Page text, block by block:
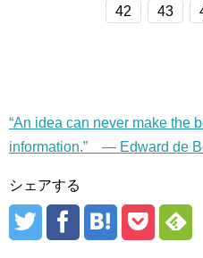
42 43
“An idea can never make the
information.” — Edward de
シェアする